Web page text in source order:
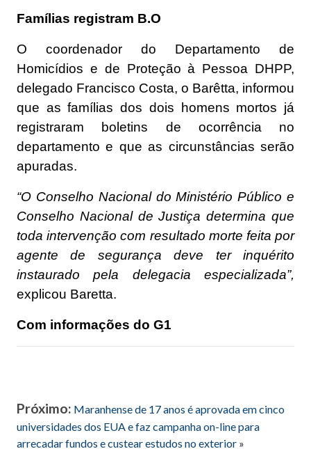
Famílias registram B.O
O coordenador do Departamento de
Homicídios e de Proteção à Pessoa DHPP,
delegado Francisco Costa, o Barêtta, informou
que as famílias dos dois homens mortos já
registraram boletins de ocorrência no
departamento e que as circunstâncias serão
apuradas.
“O Conselho Nacional do Ministério Público e
Conselho Nacional de Justiça determina que
toda intervenção com resultado morte feita por
agente de segurança deve ter inquérito
instaurado pela delegacia especializada”,
explicou Baretta.
Com informações do G1
Próximo: Maranhense de 17 anos é aprovada em cinco
universidades dos EUA e faz campanha on-line para
arrecadar fundos e custear estudos no exterior »